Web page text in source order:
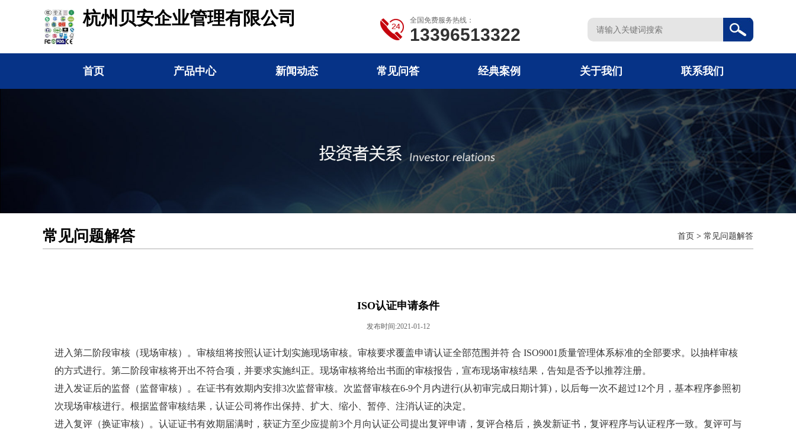
杭州贝安企业管理有限公司 全国免费服务热线：
13396513322
首页 产品中心 新闻动态 常见问答 经典案例 关于我们 联系我们
常见问题解答 首页 > 常见问题解答
ISO认证申请条件
发布时间:2021-01-12
进入第二阶段审核（现场审核）。审核组将按照认证计划实施现场审核。审核要求覆盖申请认证全部范围并符 合 ISO9001质量管理体系标准的全部要求。以抽样审核
的方式进行。第二阶段审核将开出不符合项，并要求实施纠正。现场审核将给出书面的审核报告，宣布现场审核结果，告知是否予以推荐注册。
进入发证后的监督（监督审核）。在证书有效期内安排3次监督审核。次监督审核在6-9个月内进行(从初审完成日期计算)，以后每一次不超过12个月，基本程序参照初
次现场审核进行。根据监督审核结果，认证公司将作出保持、扩大、缩小、暂停、注消认证的决定。
进入复评（换证审核）。认证证书有效期届满时，获证方至少应提前3个月向认证公司提出复评申请，复评合格后，换发新证书，复评程序与认证程序一致。复评可与